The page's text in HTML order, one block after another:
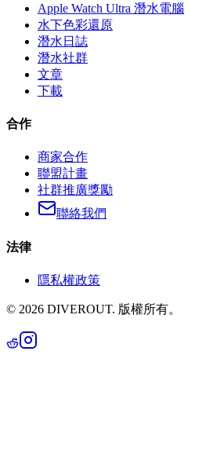
Apple Watch Ultra 潛水電腦
水下色彩還原
潛水日誌
潛水社群
文章
下載
合作
商家合作
聯盟計畫
社群推廣獎勵
聯絡我們
法律
隱私權政策
© 2026 DIVEROUT. 版權所有。